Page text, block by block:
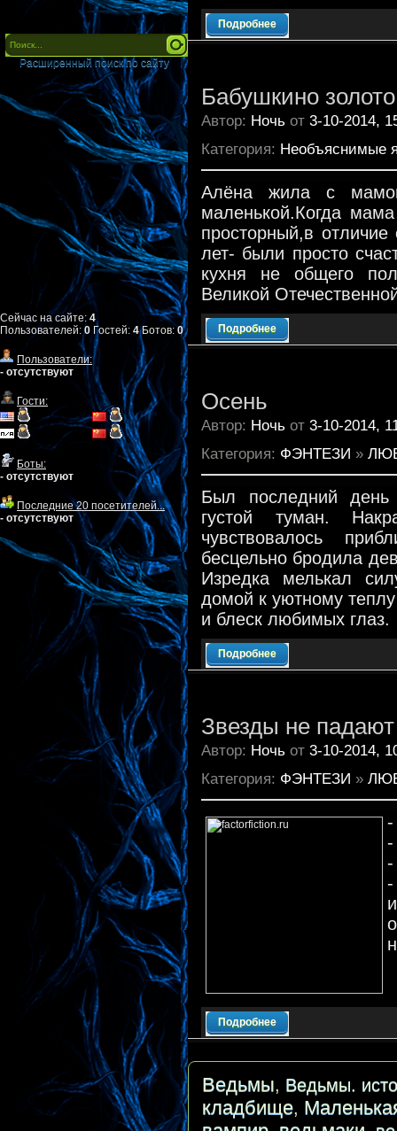
Расширенный поиск по сайту
Сейчас на сайте: 4
Пользователей:0 Гостей: 4Ботов:0
Пользователи:
- отсутствуют
Гости:
Боты:
- отсутствуют
Последние 20 посетителей...
- отсутствуют
Подробнее
Бабушкино золото
Автор: Ночь от 3-10-2014,
Категория: Необъяснимые
Алёна жила с
маленькой.Когда
просторный,в
лет- были просто
кухня не общего
Великой
Подробнее
Осень
Автор: Ночь от 3-10-2014,
Категория: ФЭНТЕЗИ »
Был последний день
густой туман.
чувствовалось
бесцельно бродила
Изредка мелькал
домой к уютному
и блеск любимых глаз.
Подробнее
Звезды не падают
Автор: Ночь от 3-10-2014,
Категория: ФЭНТЕЗИ »
-
-
-
-
Подробнее
Ведьмы, Ведьмы.
кладбище,